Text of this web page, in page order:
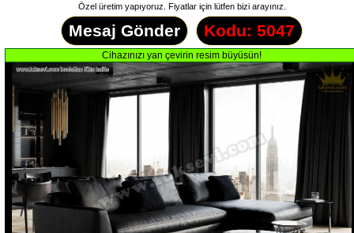
Özel üretim yapıyoruz. Fiyatlar için lütfen bizi arayınız.
Mesaj Gönder Kodu: 5047